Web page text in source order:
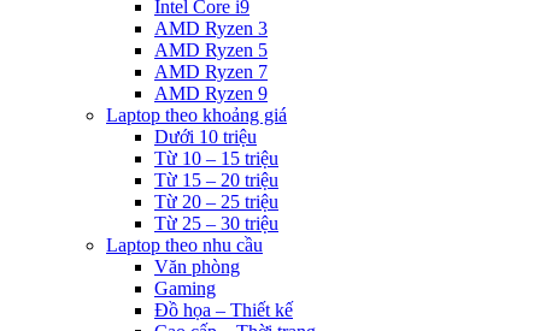
Intel Core i9
AMD Ryzen 3
AMD Ryzen 5
AMD Ryzen 7
AMD Ryzen 9
Laptop theo khoảng giá
Dưới 10 triệu
Từ 10 – 15 triệu
Từ 15 – 20 triệu
Từ 20 – 25 triệu
Từ 25 – 30 triệu
Laptop theo nhu cầu
Văn phòng
Gaming
Đồ họa – Thiết kế